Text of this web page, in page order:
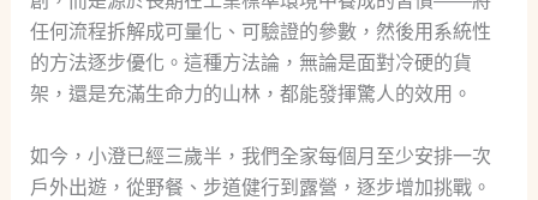
任何流程拆解成可量化、可驗證的參數，然後用系統性
的方法逐步優化。這種方法論，無論是面對冷硬的貨
架，還是充滿生命力的山林，都能發揮驚人的效用。
如今，小澄已經三歲半，我們全家每個月至少安排一次
戶外出遊，從野餐、步道健行到露營，逐步增加挑戰。